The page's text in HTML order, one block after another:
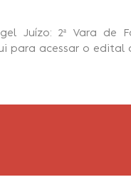
Juízo: 2ª Vara de
para acessar o edital